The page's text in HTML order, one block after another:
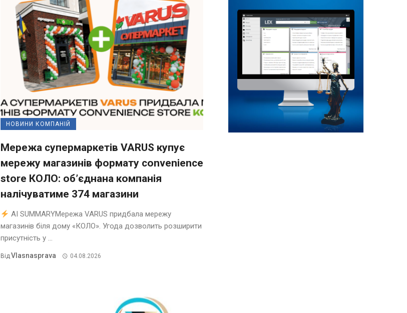
НОВИНИ КОМПАНІЙ
Мережа супермаркетів VARUS купує
мережу магазинів формату convenience
store КОЛО: об’єднана компанія
налічуватиме 374 магазини
AI SUMMARYМережа VARUS придбала мережу
магазинів біля дому «КОЛО». Угода дозволить розширити
присутність у ...
ВідVlasnasprava 04.08.2026